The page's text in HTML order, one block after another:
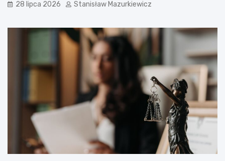
28 lipca 2026 Stanisław Mazurkiewicz